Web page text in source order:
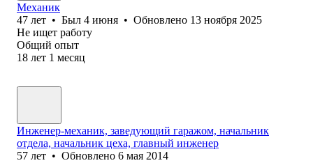
Механик
47 лет • Был 4 июня • Обновлено 13 ноября 2025
Не ищет работу
Общий опыт
18 лет 1 месяц
Инженер-механик, заведующий гаражом, начальник
отдела, начальник цеха, главный инженер
57 лет • Обновлено 6 мая 2014